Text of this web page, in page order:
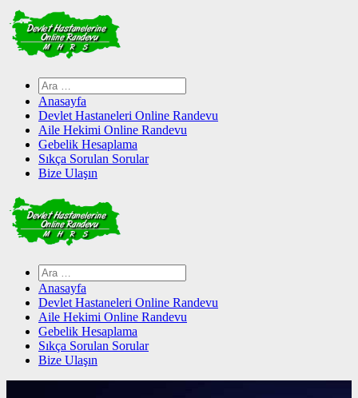
Skip
to
content
Arama:
Anasayfa
Devlet Hastaneleri Online Randevu
Aile Hekimi Online Randevu
Gebelik Hesaplama
Sıkça Sorulan Sorular
Bize Ulaşın
Arama:
Anasayfa
Devlet Hastaneleri Online Randevu
Aile Hekimi Online Randevu
Gebelik Hesaplama
Sıkça Sorulan Sorular
Bize Ulaşın